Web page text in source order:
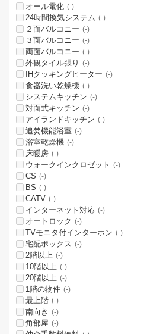
オール電化 (-)
24時間換気システム (-)
２面バルコニー (-)
３面バルコニー (-)
両面バルコニー (-)
外観タイル張り (-)
IHクッキングヒーター (-)
食器洗い乾燥機 (-)
システムキッチン (-)
対面式キッチン (-)
アイランドキッチン (-)
追焚機能浴室 (-)
浴室乾燥機 (-)
床暖房 (-)
ウォークインクロゼット (-)
CS (-)
BS (-)
CATV (-)
インターネット対応 (-)
オートロック (-)
TVモニタ付インターホン (-)
宅配ボックス (-)
2階以上 (-)
10階以上 (-)
20階以上 (-)
1階の物件 (-)
最上階 (-)
南向き (-)
角部屋 (-)